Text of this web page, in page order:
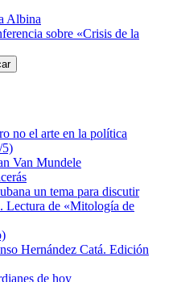
Albina
sobre «Crisis de la
no el arte en la política
5)
Van Mundele
un tema para discutir
Lectura de «Mitología de
Hernández Catá. Edición
de hoy